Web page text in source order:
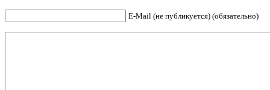
E-Mail (не публикуется) (обязательно)